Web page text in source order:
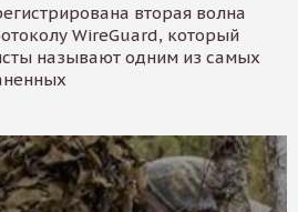
вторая волна
WireGuard, который
называют одним из самых